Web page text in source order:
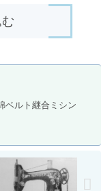
ベルト継合ミシン